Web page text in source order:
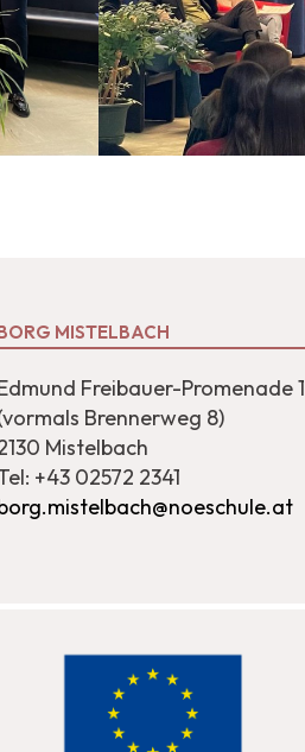
MISTELBACH
Freibauer-Promenade 1
Brennerweg 8)
Mistelbach
+43 02572 2341